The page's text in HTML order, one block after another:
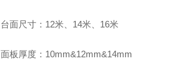
台面尺寸：12米、14米、16米
面板厚度：10mm&12mm&14mm